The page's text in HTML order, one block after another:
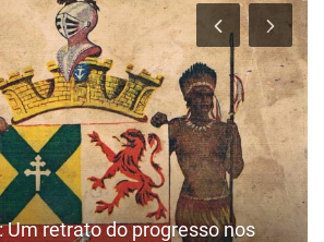
Um retrato do progresso nos